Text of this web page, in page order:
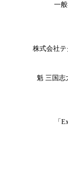
一
株式会社
魁 三国志
「